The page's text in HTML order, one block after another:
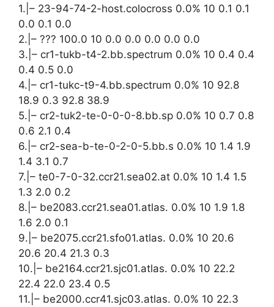
1.|– 23-94-74-2-host.colocross 0.0% 10 0.1 0.1
0.0 0.1 0.0
2.|– ??? 100.0 10 0.0 0.0 0.0 0.0 0.0
3.|– cr1-tukb-t4-2.bb.spectrum 0.0% 10 0.4 0.4
0.4 0.5 0.0
4.|– cr1-tukc-t9-4.bb.spectrum 0.0% 10 92.8
18.9 0.3 92.8 38.9
5.|– cr2-tuk2-te-0-0-0-8.bb.sp 0.0% 10 0.7 0.8
0.6 2.1 0.4
6.|– cr2-sea-b-te-0-2-0-5.bb.s 0.0% 10 1.4 1.9
1.4 3.1 0.7
7.|– te0-7-0-32.ccr21.sea02.at 0.0% 10 1.4 1.5
1.3 2.0 0.2
8.|– be2083.ccr21.sea01.atlas. 0.0% 10 1.9 1.8
1.6 2.0 0.1
9.|– be2075.ccr21.sfo01.atlas. 0.0% 10 20.6
20.6 20.4 21.3 0.3
10.|– be2164.ccr21.sjc01.atlas. 0.0% 10 22.2
22.4 22.0 23.4 0.5
11.|– be2000.ccr41.sjc03.atlas. 0.0% 10 22.3